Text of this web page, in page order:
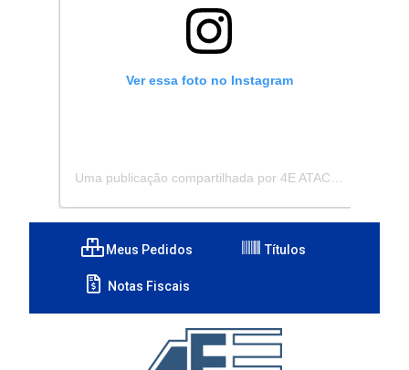
Ver essa foto no Instagram
Meus Pedidos Títulos
Notas Fiscais